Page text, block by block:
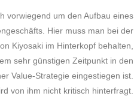
vorwiegend um den Aufbau eines
Hier muss man bei der
Kiyosaki im Hinterkopf behalten,
sehr günstigen Zeitpunkt in den
Value-Strategie eingestiegen ist.
von ihm nicht kritisch hinterfragt.